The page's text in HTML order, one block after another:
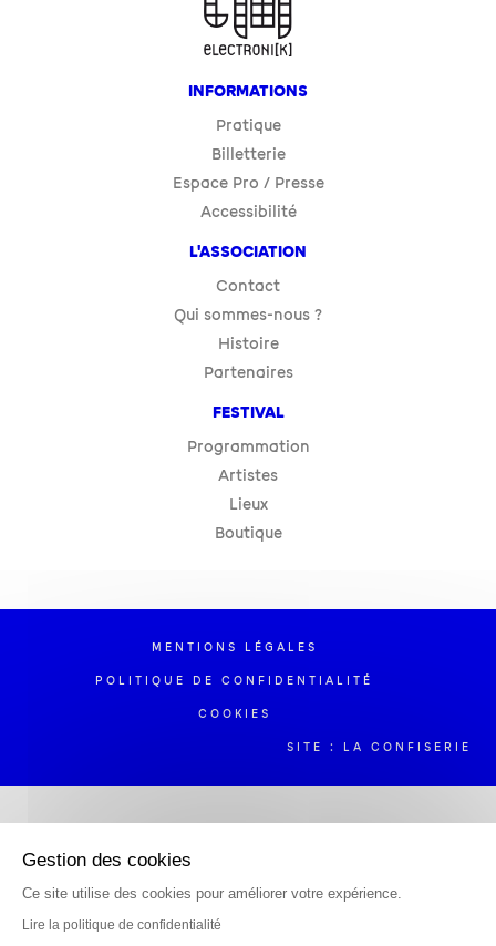
INFORMATIONS
Pratique
Billetterie
Espace Pro / Presse
Accessibilité
L'ASSOCIATION
Contact
Qui sommes-nous ?
Histoire
Partenaires
FESTIVAL
Programmation
Artistes
Lieux
Boutique
MENTIONS LÉGALES
POLITIQUE DE CONFIDENTIALITÉ
COOKIES
SITE : LA CONFISERIE
Gestion des cookies
Ce site utilise des cookies pour améliorer votre expérience.
Lire la politique de confidentialité